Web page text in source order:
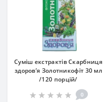
Суміш екстрактів Скарбниця
здоров’я Золотникофіт 30 мл
/120 порцій/
0